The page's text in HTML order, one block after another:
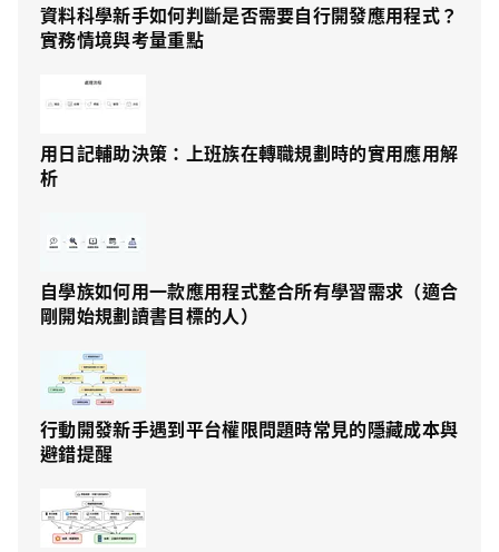
資料科學新手如何判斷是否需要自行開發應用程式？
實務情境與考量重點
用日記輔助決策：上班族在轉職規劃時的實用應用解
析
自學族如何用一款應用程式整合所有學習需求（適合
剛開始規劃讀書目標的人）
行動開發新手遇到平台權限問題時常見的隱藏成本與
避錯提醒